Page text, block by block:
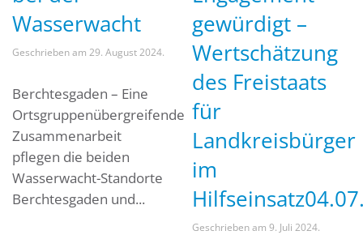
Wasserwacht
Geschrieben am 29. August 2024.
Berchtesgaden – Eine
Ortsgruppenübergreifende
Zusammenarbeit
pflegen die beiden
Wasserwacht-Standorte
Berchtesgaden und...
gewürdigt –
Wertschätzung
des Freistaats
für
Landkreisbürger
im
Geschrieben am 9. Juli 2024.